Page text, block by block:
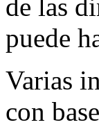
de las
puede
Varias
con